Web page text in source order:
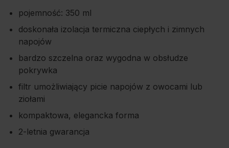
pojemność: 350 ml
doskonała izolacja termiczna ciepłych i zimnych
napojów
bardzo szczelna oraz wygodna w obsłudze
pokrywka
filtr umożliwiający picie napojów z owocami lub
ziołami
kompaktowa, elegancka forma
2-letnia gwarancja